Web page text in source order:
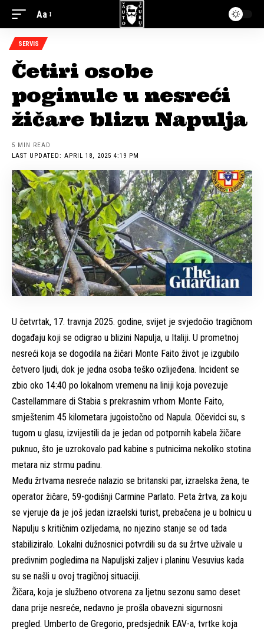
Aa
SERVIS
Četiri osobe
poginule u nesreći
žičare blizu Napulja
LAST UPDATED: APRIL 18, 2025 4:19 PM
5 MIN READ
U četvrtak, 17. travnja 2025. godine, svijet je svjedočio tragičnom
događaju koji se odigrao u blizini Napulja, u Italiji. U prometnoj
nesreći koja se dogodila na žičari Monte Faito život je izgubilo
četvero ljudi, dok je jedna osoba teško ozlijeđena. Incident se
zbio oko 14:40 po lokalnom vremenu na liniji koja povezuje
Castellammare di Stabia s prekrasnim vrhom Monte Faito,
smještenim 45 kilometara jugoistočno od Napula. Očevidci su, s
tugom u glasu, izvijestili da je jedan od potpornih kabela žičare
puknuo, što je uzrokovalo pad kabine s putnicima nekoliko stotina
metara niz strmu padinu.
Među žrtvama nesreće nalazio se britanski par, izraelska žena, te
operator žičare, 59-godišnji Carmine Parlato. Peta žrtva, za koju
se vjeruje da je još jedan izraelski turist, prebačena je u bolnicu u
Napulju s kritičnim ozljedama, no njezino stanje se od tada
stabiliziralo. Lokalni dužnosnici potvrdili su da su žrtve uživale u
predivnim pogledima na Napuljski zaljev i planinu Vesuvius kada
su se našli u ovoj tragičnoj situaciji.
Žičara, koja je službeno otvorena za ljetnu sezonu samo deset
dana prije nesreće, nedavno je prošla obavezni sigurnosni
pregled. Umberto de Gregorio, predsjednik EAV-a, tvrtke koja